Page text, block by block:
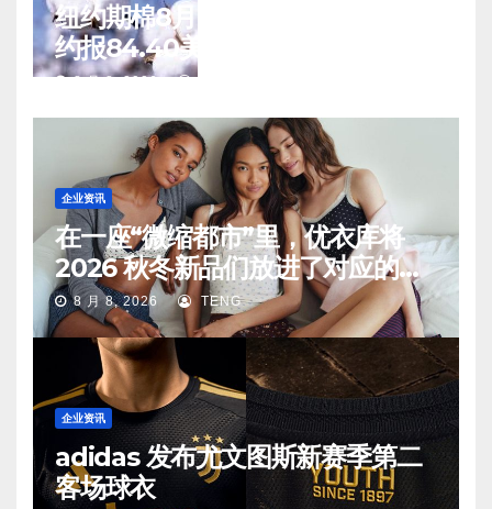
纽约期棉8月7日(周五)收涨12月合
约报84.40美分/磅
8 月 8, 2026 TENG
企业资讯
在一座“微缩都市”里，优衣库将
2026 秋冬新品们放进了对应的生
活场景中
8 月 8, 2026 TENG
企业资讯
adidas 发布尤文图斯新赛季第二
客场球衣